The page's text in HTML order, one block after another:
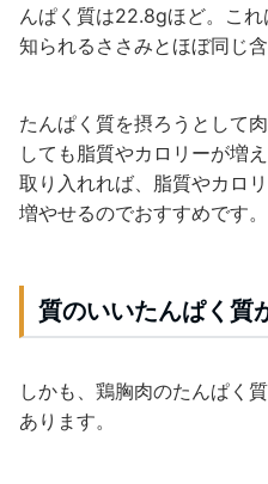
んぱく質は22.8gほど。こ
知られるささみとほぼ同じ含
たんぱく質を摂ろうとして
しても脂質やカロリーが増
取り入れれば、脂質やカロ
増やせるのでおすすめです。
質のいいたんぱく質
しかも、鶏胸肉のたんぱく
あります。